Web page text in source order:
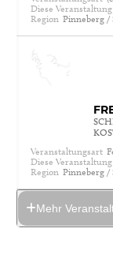
Diese
Region Pinneberg /
Veranstaltungsart
Diese
Region Pinneberg /
Mehr